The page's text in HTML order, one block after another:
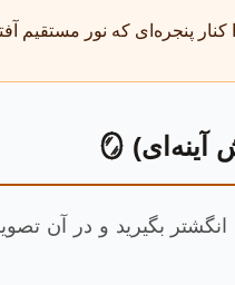
کنار پنجره‌ای که نور مستقیم
🪞
انگشتر بگیرید و در